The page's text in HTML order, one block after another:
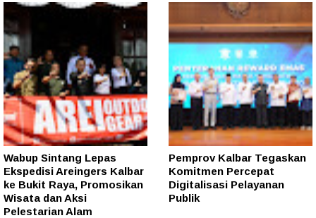
Wabup Sintang Lepas
Ekspedisi Areingers Kalbar
ke Bukit Raya, Promosikan
Wisata dan Aksi
Pelestarian Alam
Pemprov Kalbar Tegaskan
Komitmen Percepat
Digitalisasi Pelayanan
Publik